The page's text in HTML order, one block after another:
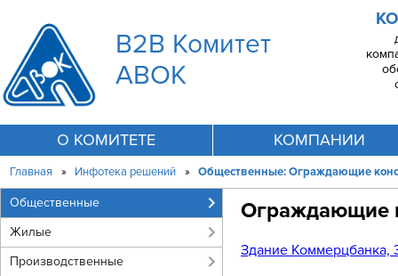
B2B Комитет
АВОК
О КОМИТЕТЕ КОМПАНИИ
Главная » Инфотека решений » Общественные: Ограждающие
Общественные
Жилые
Производственные
Ограждающие
Здание Коммерцбанка,